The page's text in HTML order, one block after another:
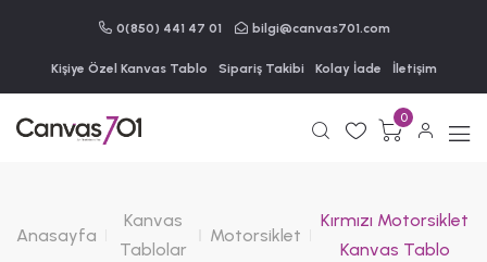
0(850) 441 47 01 bilgi@canvas701.com
Kişiye Özel Kanvas Tablo Sipariş Takibi Kolay İade İletişim
0
Anasayfa
Kanvas
Tablolar
Motorsiklet
Kırmızı Motorsiklet
Kanvas Tablo